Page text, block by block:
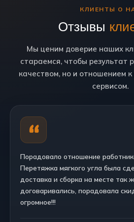
КЛИЕНТЫ О
Отзывы
Мы ценим доверие наших
стараемся, чтобы результат
качеством, но и отношением
сервисом.
Порадовало отношение
Перетяжка мягкого угла была
доставка и сборка на месте так
договаривались, порадовала
огромное!!!